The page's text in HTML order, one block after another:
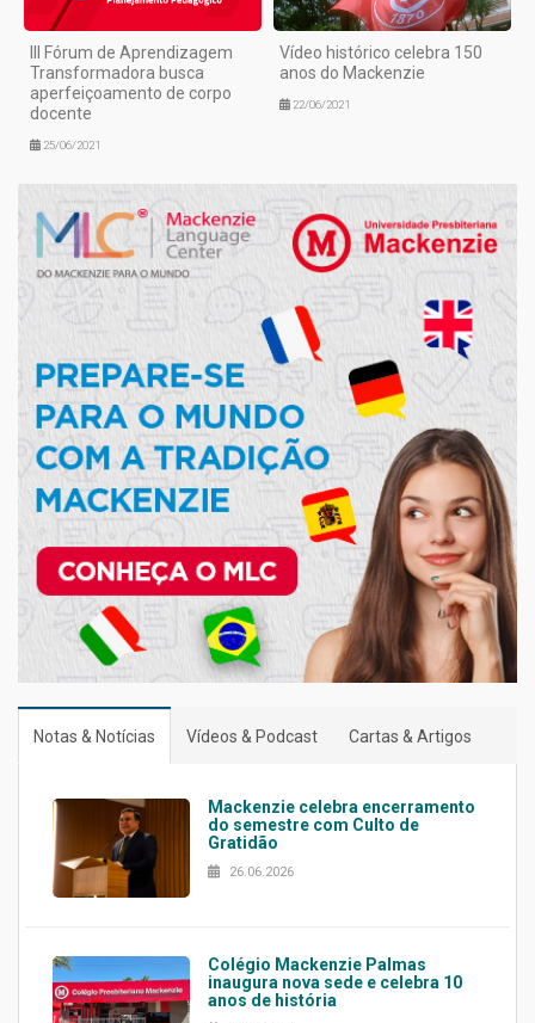
III Fórum de Aprendizagem
Transformadora busca
aperfeiçoamento de corpo
docente
25/06/2021
Vídeo histórico celebra 150
anos do Mackenzie
22/06/2021
Notas & Notícias Vídeos & Podcast Cartas & Artigos
Mackenzie celebra encerramento
do semestre com Culto de
Gratidão
26.06.2026
Colégio Mackenzie Palmas
inaugura nova sede e celebra 10
anos de história